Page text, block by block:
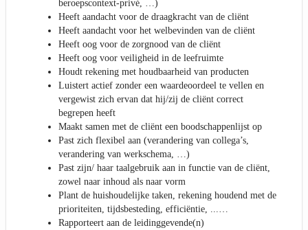
beroepscontext-privé, …)
Heeft aandacht voor de draagkracht van de cliënt
Heeft aandacht voor het welbevinden van de cliënt
Heeft oog voor de zorgnood van de cliënt
Heeft oog voor veiligheid in de leefruimte
Houdt rekening met houdbaarheid van producten
Luistert actief zonder een waardeoordeel te vellen en
vergewist zich ervan dat hij/zij de cliënt correct
begrepen heeft
Maakt samen met de cliënt een boodschappenlijst op
Past zich flexibel aan (verandering van collega’s,
verandering van werkschema, …)
Past zijn/ haar taalgebruik aan in functie van de cliënt,
zowel naar inhoud als naar vorm
Plant de huishoudelijke taken, rekening houdend met de
prioriteiten, tijdsbesteding, efficiëntie, ...…
Rapporteert aan de leidinggevende(n)